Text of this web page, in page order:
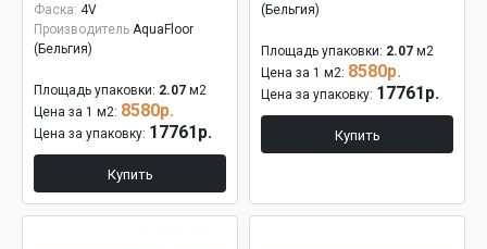
Фаска: 4V
Производитель AquaFloor
(Бельгия)
Площадь упаковки: 2.07 м2
Цена за 1 м2: 8580р.
Цена за упаковку: 17761р.
Купить
(Бельгия)
Площадь упаковки: 2.07 м2
Цена за 1 м2: 8580р.
Цена за упаковку: 17761р.
Купить